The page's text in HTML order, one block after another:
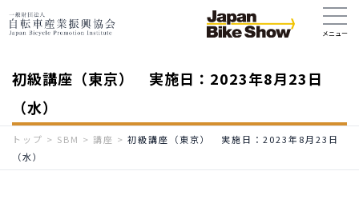
初級講座（東京） 実施日：2023年8月23日
（水）
トップ > SBM > 講座 > 初級講座（東京） 実施日：2023年8月23日
（水）